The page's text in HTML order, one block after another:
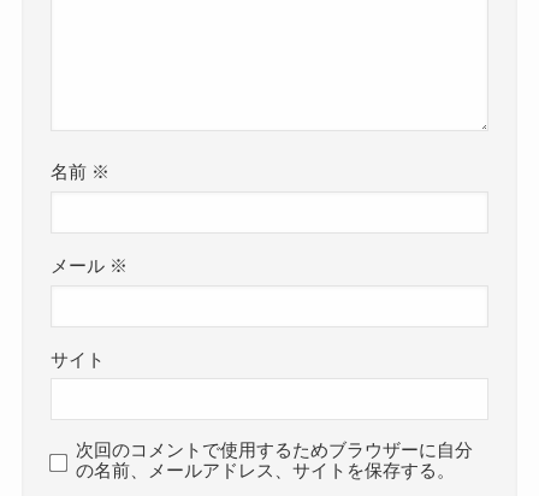
名前 ※
メール ※
サイト
次回のコメントで使用するためブラウザーに自分
の名前、メールアドレス、サイトを保存する。